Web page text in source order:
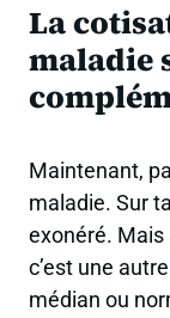
La
maladie
Maintenant,
maladie. Sur ta
exonéré. Mais
c’est une
médian ou